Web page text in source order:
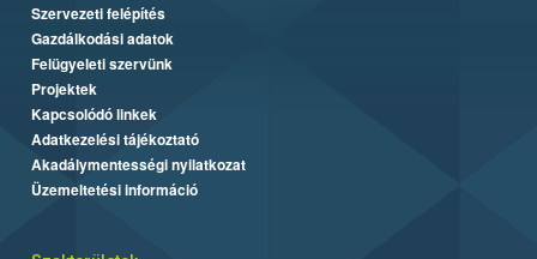
Szervezeti felépítés
Gazdálkodási adatok
Felügyeleti szervünk
Projektek
Kapcsolódó linkek
Adatkezelési tájékoztató
Akadálymentességi nyilatkozat
Üzemeltetési információ